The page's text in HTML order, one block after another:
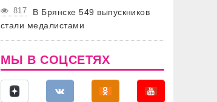
817
В Брянске 549 выпускников
стали медалистами
МЫ В СОЦСЕТЯХ